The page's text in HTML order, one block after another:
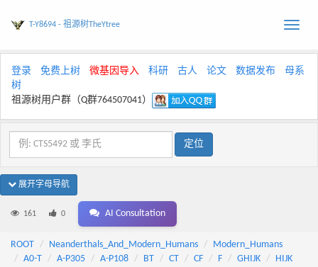
Toggle
T-Y8694 - 祖源树TheYtree
登录 免费上树 微基因导入 科研 古人 论文 数据发布
母系
树
祖源树用户群（Q群764507041）
展开字母导航
161 0 AI Consultation
ROOT Neanderthals_And_Modern_Humans
Modern_Humans
A0-T
A-P305 A-P108 BT CT CF F GHIJK
HIJK